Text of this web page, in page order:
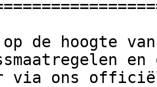
en
via ons